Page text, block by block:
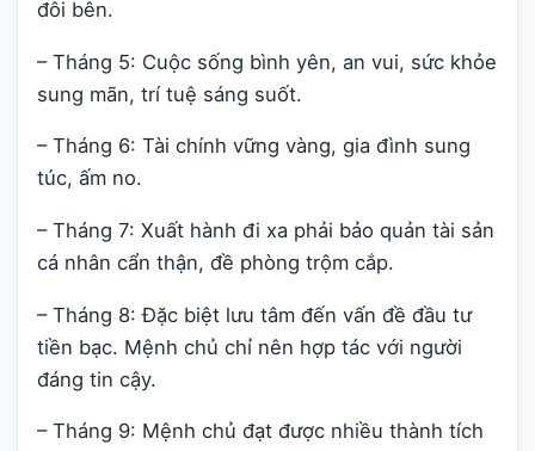
đôi bên.
– Tháng 5: Cuộc sống bình yên, an vui, sức khỏe
sung mãn, trí tuệ sáng suốt.
– Tháng 6: Tài chính vững vàng, gia đình sung
túc, ấm no.
– Tháng 7: Xuất hành đi xa phải bảo quản tài sản
cá nhân cẩn thận, đề phòng trộm cắp.
– Tháng 8: Đặc biệt lưu tâm đến vấn đề đầu tư
tiền bạc. Mệnh chủ chỉ nên hợp tác với người
đáng tin cậy.
– Tháng 9: Mệnh chủ đạt được nhiều thành tích